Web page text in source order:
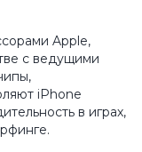
Apple,
с ведущими
iPhone
в играх,